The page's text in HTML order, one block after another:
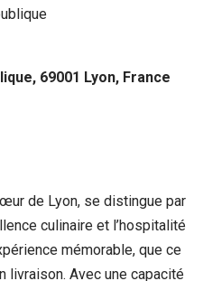
69001 Lyon, France
de Lyon, se distingue par
culinaire et l’hospitalité
mémorable, que ce
livraison. Avec une capacité